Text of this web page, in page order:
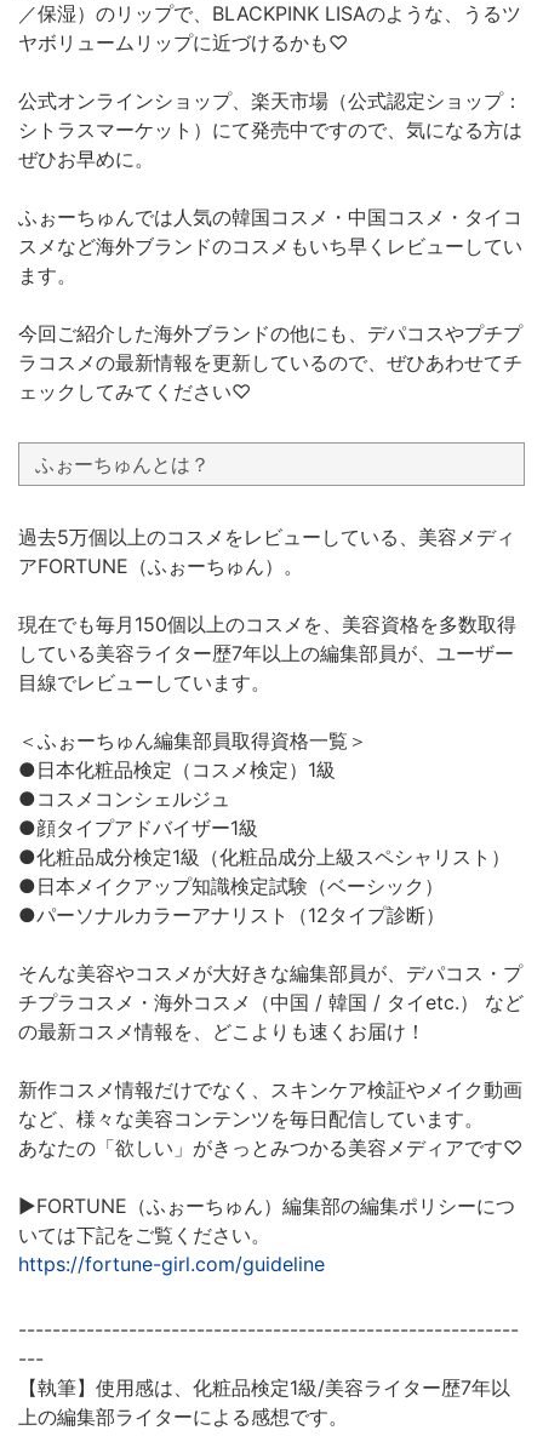
／保湿）のリップで、BLACKPINK LISAのような、うるツ
ヤボリュームリップに近づけるかも♡
公式オンラインショップ、楽天市場（公式認定ショップ：
シトラスマーケット）にて発売中ですので、気になる方は
ぜひお早めに。
ふぉーちゅんでは人気の韓国コスメ・中国コスメ・タイコ
スメなど海外ブランドのコスメもいち早くレビューしてい
ます。
今回ご紹介した海外ブランドの他にも、デパコスやプチプ
ラコスメの最新情報を更新しているので、ぜひあわせてチ
ェックしてみてください♡
ふぉーちゅんとは？
過去5万個以上のコスメをレビューしている、美容メディ
アFORTUNE（ふぉーちゅん）。
現在でも毎月150個以上のコスメを、美容資格を多数取得
している美容ライター歴7年以上の編集部員が、ユーザー
目線でレビューしています。
＜ふぉーちゅん編集部員取得資格一覧＞
●日本化粧品検定（コスメ検定）1級
●コスメコンシェルジュ
●顔タイプアドバイザー1級
●化粧品成分検定1級（化粧品成分上級スペシャリスト）
●日本メイクアップ知識検定試験（ベーシック）
●パーソナルカラーアナリスト（12タイプ診断）
そんな美容やコスメが大好きな編集部員が、デパコス・プ
チプラコスメ・海外コスメ（中国 / 韓国 / タイetc.） など
の最新コスメ情報を、どこよりも速くお届け！
新作コスメ情報だけでなく、スキンケア検証やメイク動画
など、様々な美容コンテンツを毎日配信しています。
あなたの「欲しい」がきっとみつかる美容メディアです♡
▶︎FORTUNE（ふぉーちゅん）編集部の編集ポリシーにつ
いては下記をご覧ください。
https://fortune-girl.com/guideline
-----------------------------------------------------------
---
【執筆】使用感は、化粧品検定1級/美容ライター歴7年以
上の編集部ライターによる感想です。